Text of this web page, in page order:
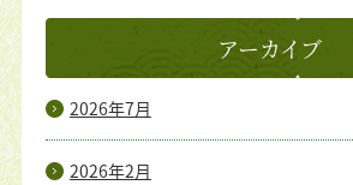
アーカイブ
2026年7月
2026年2月